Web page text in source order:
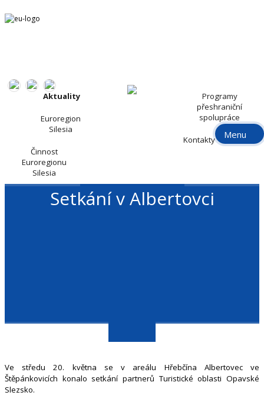
Aktuality
Euroregion
Silesia
Činnost
Euroregionu
Silesia
Programy
přeshraniční
spolupráce
Kontakty Menu
Setkání v Albertovci
Ve středu 20. května se v areálu Hřebčína Albertovec ve
Štěpánkovicích konalo setkání partnerů Turistické oblasti Opavské
Slezsko.